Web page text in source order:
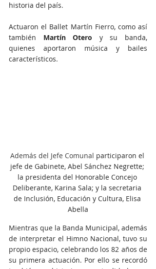
historia del país.
Actuaron el Ballet Martín Fierro, como así
también Martín Otero y su banda,
quienes aportaron música y bailes
característicos.
Además del Jefe Comunal participaron el
jefe de Gabinete, Abel Sánchez Negrette;
la presidenta del Honorable Concejo
Deliberante, Karina Sala; y la secretaria
de Inclusión, Educación y Cultura, Elisa
Abella
Mientras que la Banda Municipal, además
de interpretar el Himno Nacional, tuvo su
propio espacio, celebrando los 82 años de
su primera actuación. Por ello se recordó